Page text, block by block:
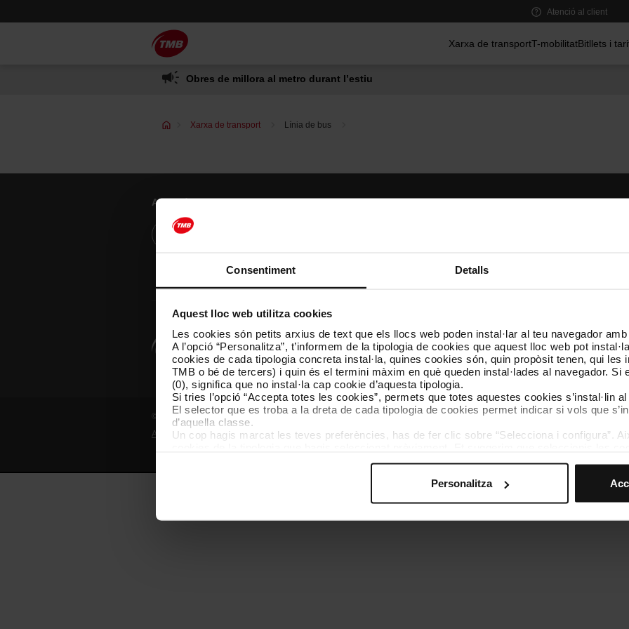
Consentiment Detalls
Aquest lloc web utilitza cookies
Les cookies són petits arxius de text que els llocs web poden instal·lar al teu navegador
A l’opció “Personalitza”, t’informem de la tipologia de cookies que aquest lloc web pot
cookies de cada tipologia concreta instal·la, quines cookies són, quin propòsit tenen, qui les
TMB o bé de tercers) i quin és el termini màxim en què queden instal·lades al navegador. Si
(0), significa que no instal·la cap cookie d’aquesta tipologia.
Si tries l’opció “Accepta totes les cookies”, permets que totes aquestes cookies s’instal·lin
El selector que es troba a la dreta de cada tipologia de cookies permet indicar si vols que
d’aquella classe.
Un cop hagis marcat les teves preferències, has de fer clic sobre “Selecciona i configura”.
perquè permeten recordar les teves opcions de navegació (com ara l’idioma) i milloren la
començar a navegar-hi. Només pots consultar la nostraPolítica de cookies
Personalitza
al
contingut
Atenció al client
Xarxa de transportT-mobilitatBitllets i
Obres de millora al metro durant l’estiu
Xarxa de transport Línia de bus
Atenció al client
Resol els teus dubtes
Segueix-nos
TMB
Coneix-nos Contacta
© Grup TMB - Tots els drets reservats
Avís legal
Política de privadesa Política de cookies Gestor de cookies Accessibilitat Mapa web